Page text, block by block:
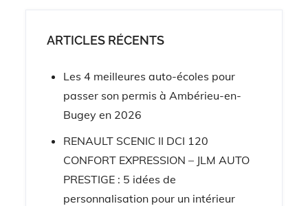
ARTICLES RÉCENTS
Les 4 meilleures auto-écoles pour
passer son permis à Ambérieu-en-
Bugey en 2026
RENAULT SCENIC II DCI 120
CONFORT EXPRESSION – JLM AUTO
PRESTIGE : 5 idées de
personnalisation pour un intérieur